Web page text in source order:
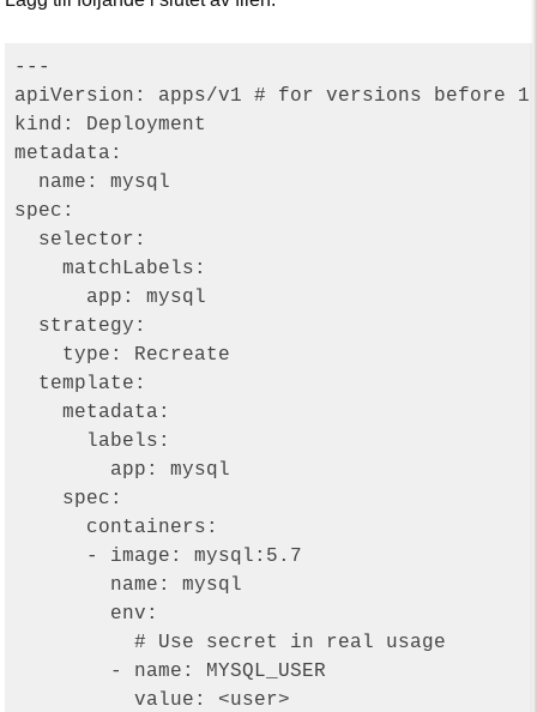
---
apiVersion: apps/v1 # for versions before
kind: Deployment
metadata:
  name: mysql
spec:
  selector:
    matchLabels:
      app: mysql
  strategy:
    type: Recreate
  template:
    metadata:
      labels:
        app: mysql
    spec:
      containers:
      - image: mysql:5.7
        name: mysql
        env:
          # Use secret in real usage
        - name: MYSQL_USER
          value: <user>